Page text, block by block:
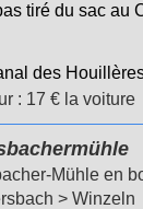
tiré du sac au
des
: 17 € la voiture
Mühle en
> Winzeln